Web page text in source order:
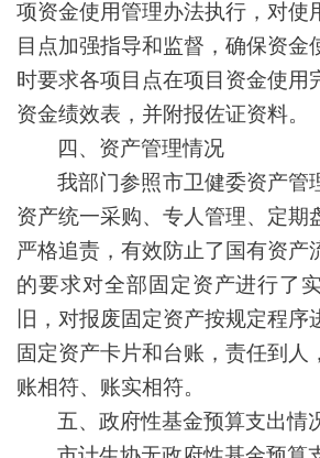
项资金使用管理办法执行，对使
目点加强指导和监督，确保资金
时要求各项目点在项目资金使用
资金绩效表，并附报佐证资料。
四、资产管理情况
我部门参照市卫健委资产管
资产统一采购、专人管理、定期
严格追责，有效防止了国有资产
的要求对全部固定资产进行了
旧，对报废固定资产按规定程序
固定资产卡片和台账，责任到人
账相符、账实相符。
五、政府性基金预算支出情